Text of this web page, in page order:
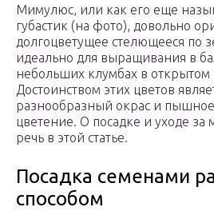
Мимулюс, или как его еще
губастик (на фото), довольно
долгоцветущее стелющееся по
идеально для выращивания в
небольших клумбах в открытом
Достоинством этих цветов
разнообразный окрас и
цветение. О посадке и уходе
речь в этой статье.
Посадка семенами
способом